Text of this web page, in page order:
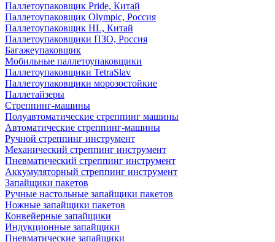
Паллетоупаковщик Pride, Китай
Паллетоупаковщик Olympic, Россия
Паллетоупаковщик HL, Китай
Паллетоупаковщики ПЗО, Россия
Багажеупаковщик
Мобильные паллетоупаковщики
Паллетоупаковщики TetraSlav
Паллетоупаковщики морозостойкие
Паллетайзеры
Стреппинг-машины
Полуавтоматические стреппинг машины
Автоматические стреппинг-машины
Ручной стреппинг инструмент
Механический стреппинг инструмент
Пневматический стреппинг инструмент
Аккумуляторный стреппинг инструмент
Запайщики пакетов
Ручные настольные запайщики пакетов
Ножные запайщики пакетов
Конвейерные запайщики
Индукционные запайщики
Пневматические запайщики